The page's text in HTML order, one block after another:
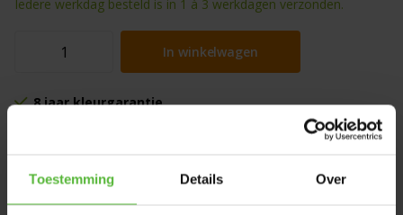
Toestemming Details Over
Iedere werkdag besteld is in 1 à 3 werkdagen verzonden.
In winkelwagen
8 jaar kleurgarantie
uit 600+ beoordelingen
vanaf 75 euro in Nederland en België
Mooie Geranium kunstplant in bolvorm met rode bloemen en 8
jaar Kleurgarantie voor balkons